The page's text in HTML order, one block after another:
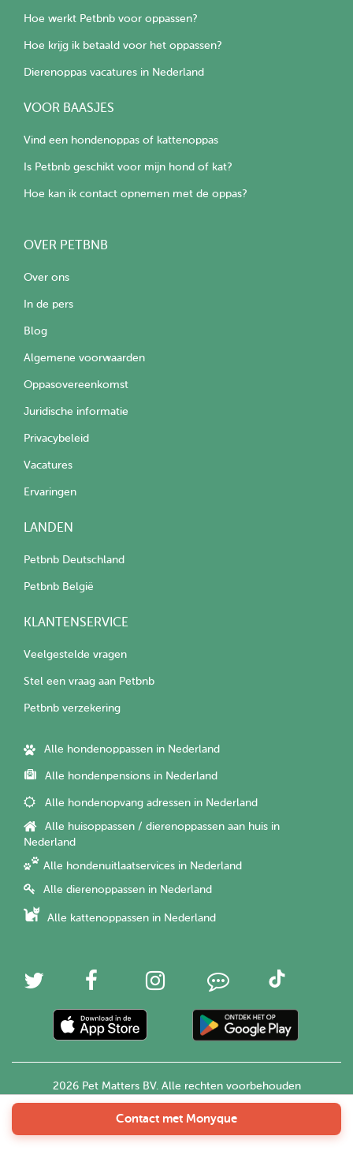
Contact met Monyque
Hoe werkt Petbnb voor oppassen?
Hoe krijg ik betaald voor het oppassen?
Dierenoppas vacatures in Nederland
VOOR BAASJES
Vind een hondenoppas of kattenoppas
Is Petbnb geschikt voor mijn hond of kat?
Hoe kan ik contact opnemen met de oppas?
OVER PETBNB
Over ons
In de pers
Blog
Algemene voorwaarden
Oppasovereenkomst
Juridische informatie
Privacybeleid
Vacatures
Ervaringen
LANDEN
Petbnb Deutschland
Petbnb België
KLANTENSERVICE
Veelgestelde vragen
Stel een vraag aan Petbnb
Petbnb verzekering
Alle hondenoppassen in Nederland
Alle hondenpensions in Nederland
Alle hondenopvang adressen in Nederland
Alle huisoppassen / dierenoppassen aan huis in
Nederland
Alle hondenuitlaatservices in Nederland
Alle dierenoppassen in Nederland
Alle kattenoppassen in Nederland
2026 Pet Matters BV. Alle rechten voorbehouden